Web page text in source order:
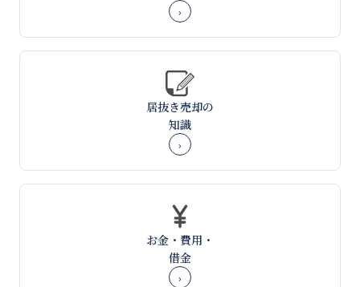
›
居抜き売却の
知識
›
お金・費用・
借金
›